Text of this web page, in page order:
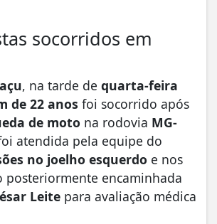
socorridos em
, na tarde de quarta-feira
de 22 anos foi socorrido após
de moto na rodovia MG-
atendida pela equipe do
no joelho esquerdo e nos
posteriormente encaminhada
Leite para avaliação médica